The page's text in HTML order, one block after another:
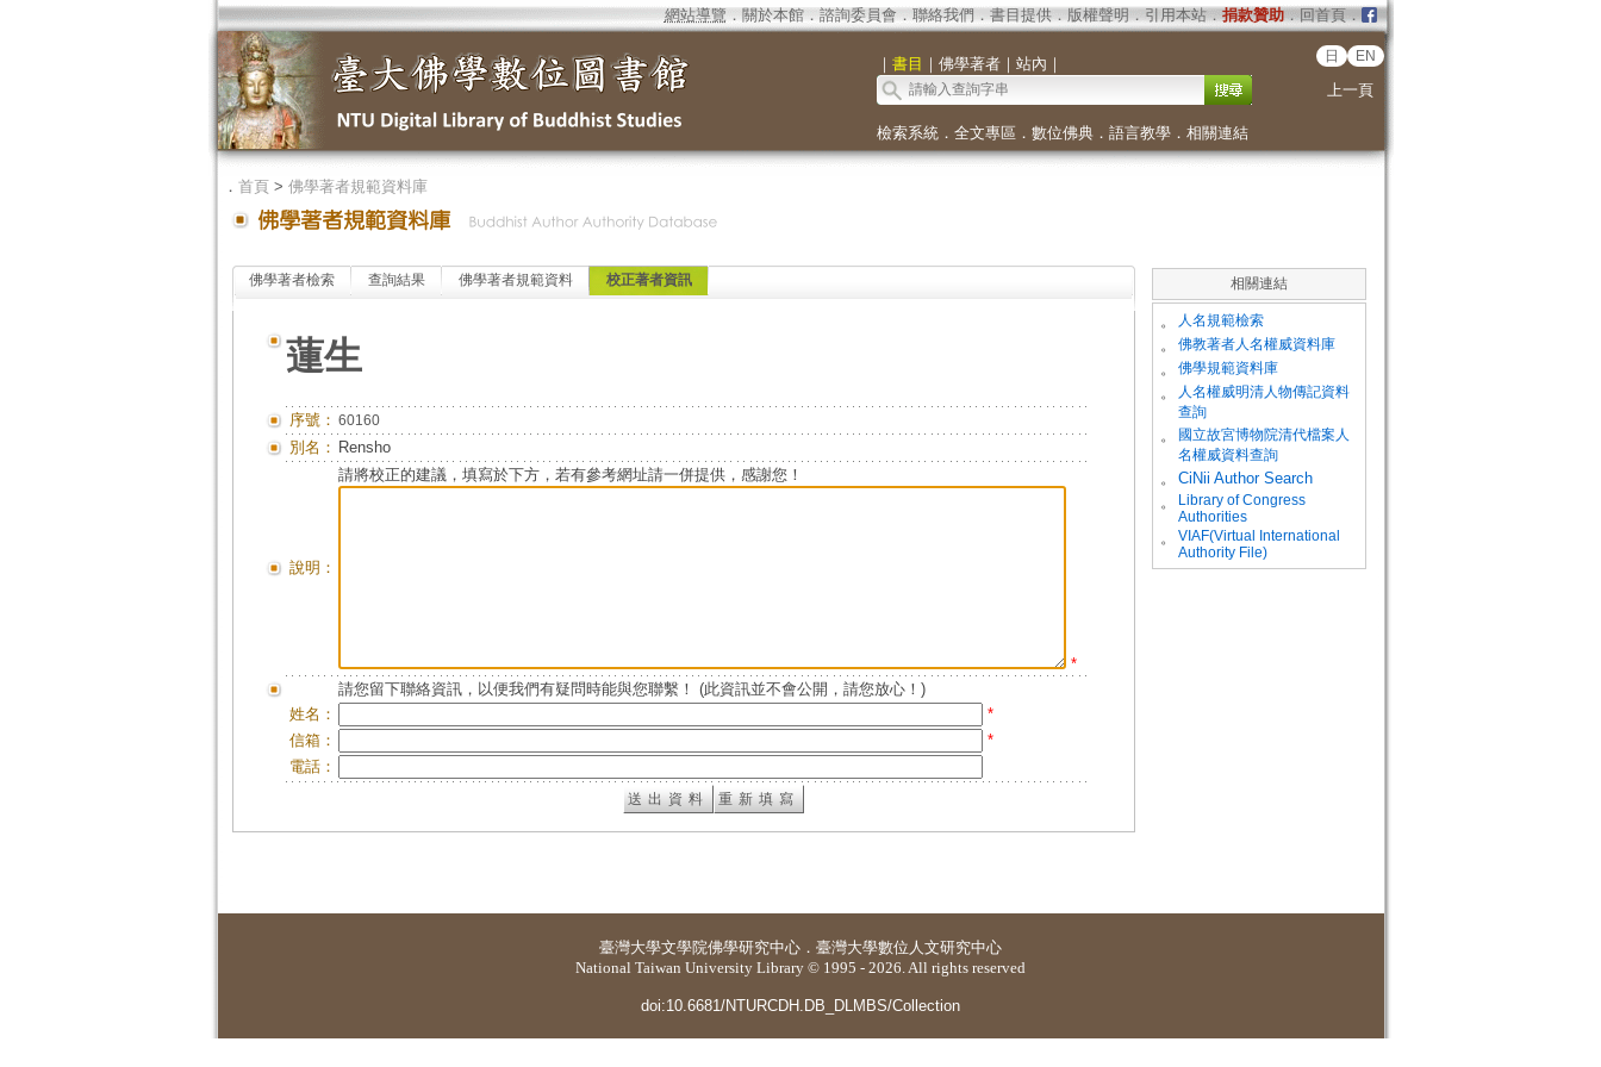
網站導覽 ． 關於本館． 諮詢委員會． 聯絡我們 ． 書目提供． 版權聲明 ． 引用本站． 捐款贊助．回首頁．
｜ 書目 ｜ 佛學著者｜ 站內 ｜ 日 EN
上一頁
檢索系統． 全文專區 ． 數位佛典． 語言教學． 相關連結
． 首頁> 佛學著者規範資料庫
佛學著者檢索 查詢結果 佛學著者規範資料 校正著者資訊
蓮生
序號： 60160
別名： Rensho
說明：
請將校正的建議，填寫於下方，若有參考網址請一併提供，感謝您！
*
請您留下聯絡資訊，以便我們有疑問時能與您聯繫！ (此資訊並不會公開，請您放心！)
姓名：
*
信箱：
*
電話：
相關連結
。 人名規範檢索
。 佛教著者人名權威資料庫
。 佛學規範資料庫
。
人名權威明清人物傳記資料
查詢
。
國立故宮博物院清代檔案人
名權威資料查詢
。
CiNii Author Search
。
Library of Congress
Authorities
。
VIAF(Virtual International
Authority File)
臺灣大學文學院佛學研究中心 ． 臺灣大學數位人文研究中心
National Taiwan University Library © 1995 - 2026. All rights reserved
doi:10.6681/NTURCDH.DB_DLMBS/Collection